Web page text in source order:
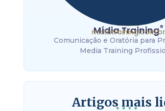
Mídia Training®
midiatraining.com.br
Comunicação e Oratória para
Media Training
Artigos mais